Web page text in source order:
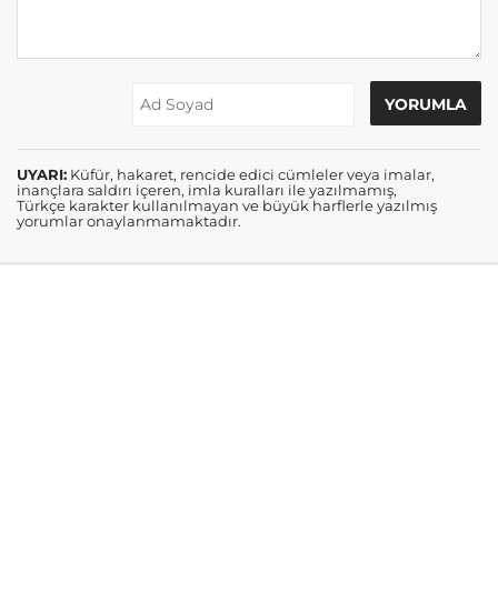
UYARI: Küfür, hakaret, rencide edici cümleler veya imalar,
inançlara saldırı içeren, imla kuralları ile yazılmamış,
Türkçe karakter kullanılmayan ve büyük harflerle yazılmış
yorumlar onaylanmamaktadır.